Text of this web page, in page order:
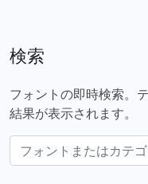
検索
フォントの即時検索。
結果が表示されます。